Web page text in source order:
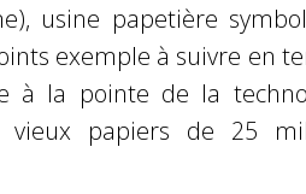
usine papetière
exemple à suivre en
à la pointe de la
vieux papiers de 25